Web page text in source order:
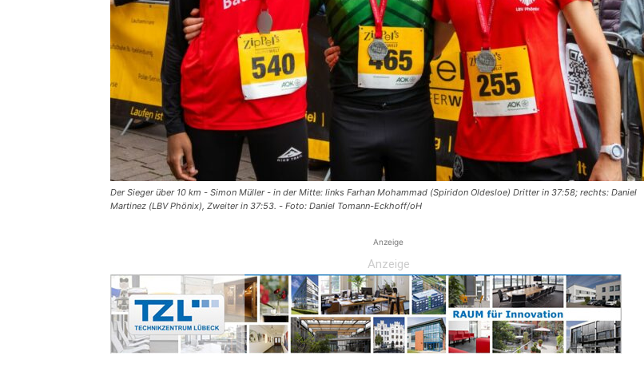
Lübeck
Der Sieger über 10 km - Simon Müller - in der Mitte: links Farhan Mohammad (Spiridon Oldesloe) Dritter in 37:58; rechts: Daniel
Martinez (LBV Phönix), Zweiter in 37:53. - Foto: Daniel Tomann-Eckhoff/oH
Anzeige
Anzeige